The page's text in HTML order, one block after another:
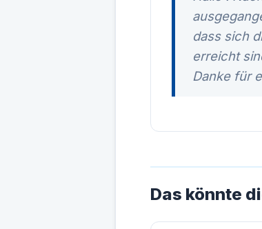
dass sich
erreicht
Danke für
Das könnte